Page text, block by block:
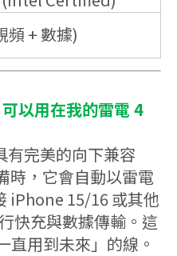
頻 + 數據)
以用在我的雷電 4
有完美的向下兼容
時，它會自動以雷電
iPhone 15/16 或其他
快充與數據傳輸。這
直用到未來」的線。